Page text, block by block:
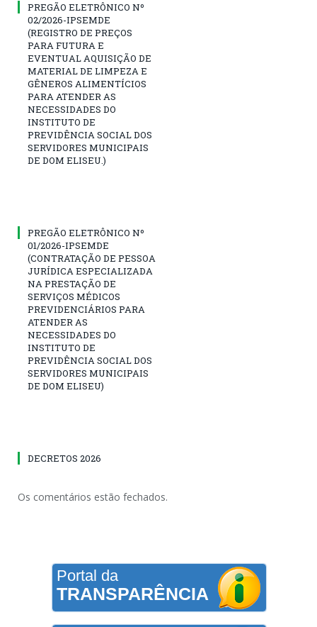
PREGÃO ELETRÔNICO Nº
02/2026-IPSEMDE
(REGISTRO DE PREÇOS
PARA FUTURA E
EVENTUAL AQUISIÇÃO DE
MATERIAL DE LIMPEZA E
GÊNEROS ALIMENTÍCIOS
PARA ATENDER AS
NECESSIDADES DO
INSTITUTO DE
PREVIDÊNCIA SOCIAL DOS
SERVIDORES MUNICIPAIS
DE DOM ELISEU.)
PREGÃO ELETRÔNICO Nº
01/2026-IPSEMDE
(CONTRATAÇÃO DE PESSOA
JURÍDICA ESPECIALIZADA
NA PRESTAÇÃO DE
SERVIÇOS MÉDICOS
PREVIDENCIÁRIOS PARA
ATENDER AS
NECESSIDADES DO
INSTITUTO DE
PREVIDÊNCIA SOCIAL DOS
SERVIDORES MUNICIPAIS
DE DOM ELISEU)
DECRETOS 2026
Os comentários estão fechados.
Portal da
TRANSPARÊNCIA